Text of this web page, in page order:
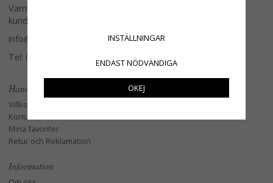
Varmt välkommen att kontakta vår
kundtjänst.
info@glasverandan.se
Tel: 079-3495968
Handla
Villkor
Kontakta oss
Mina favoriter
Retur och Reklamation
Information
INSTÄLLNINGAR
ENDAST NÖDVÄNDIGA
OKEJ